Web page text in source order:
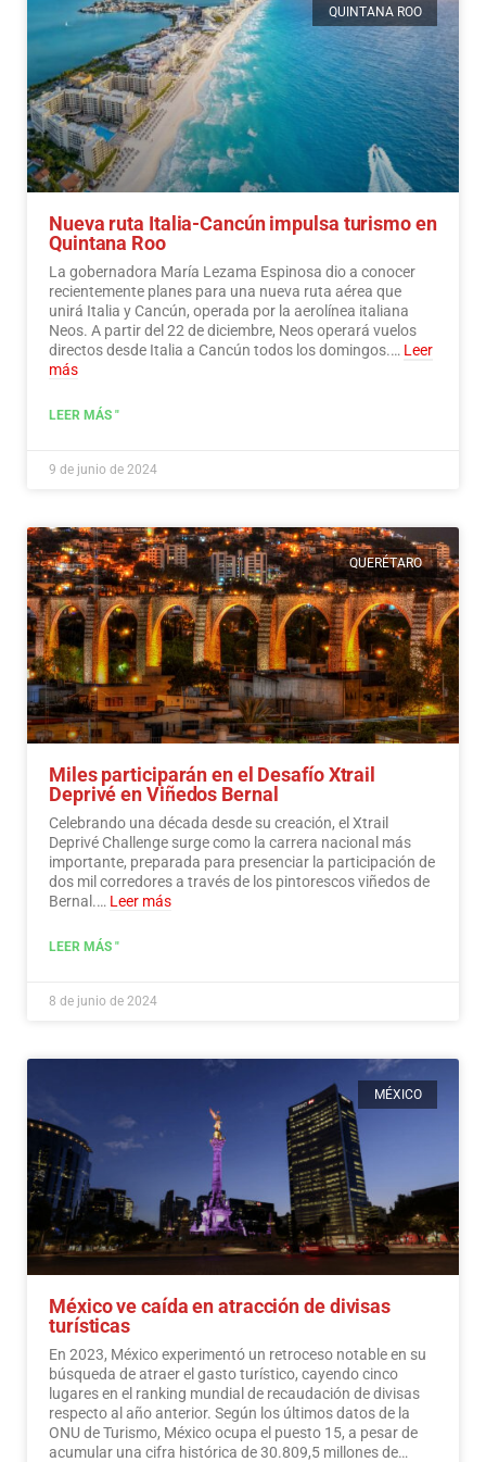
QUINTANA ROO
Nueva ruta Italia-Cancún impulsa turismo en
Quintana Roo
La gobernadora María Lezama Espinosa dio a conocer
recientemente planes para una nueva ruta aérea que
unirá Italia y Cancún, operada por la aerolínea italiana
Neos. A partir del 22 de diciembre, Neos operará vuelos
directos desde Italia a Cancún todos los domingos.… Leer
más
LEER MÁS "
9 de junio de 2024
QUERÉTARO
Miles participarán en el Desafío Xtrail
Deprivé en Viñedos Bernal
Celebrando una década desde su creación, el Xtrail
Deprivé Challenge surge como la carrera nacional más
importante, preparada para presenciar la participación de
dos mil corredores a través de los pintorescos viñedos de
Bernal.… Leer más
LEER MÁS "
8 de junio de 2024
MÉXICO
México ve caída en atracción de divisas
turísticas
En 2023, México experimentó un retroceso notable en su
búsqueda de atraer el gasto turístico, cayendo cinco
lugares en el ranking mundial de recaudación de divisas
respecto al año anterior. Según los últimos datos de la
ONU de Turismo, México ocupa el puesto 15, a pesar de
acumular una cifra histórica de 30.809,5 millones de